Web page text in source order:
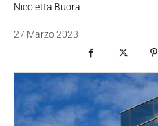
Nicoletta Buora
27 Marzo 2023